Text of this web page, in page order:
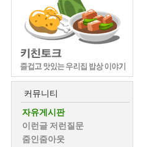
커뮤니티
자유게시판
이런글 저런질문
줌인줌아웃